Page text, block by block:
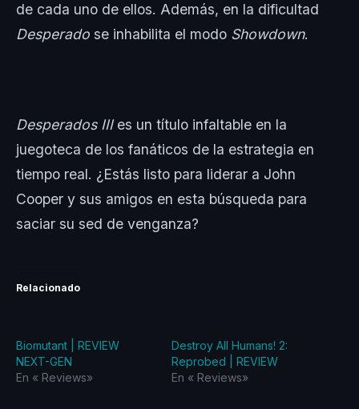
de cada uno de ellos. Además, en la dificultad
Desperado se inhabilita el modo Showdown.
Desperados IIIes un título infaltable en la
juegoteca de los fanáticos de la estrategia en
tiempo real. ¿Estás listo para liderar a John
Cooper y sus amigos en esta búsqueda para
saciar su sed de venganza?
Relacionado
Biomutant | REVIEW
NEXT-GEN
En «‎ Reviews‎»
Destroy All Humans! 2:
Reprobed | REVIEW
En «‎ Reviews‎»